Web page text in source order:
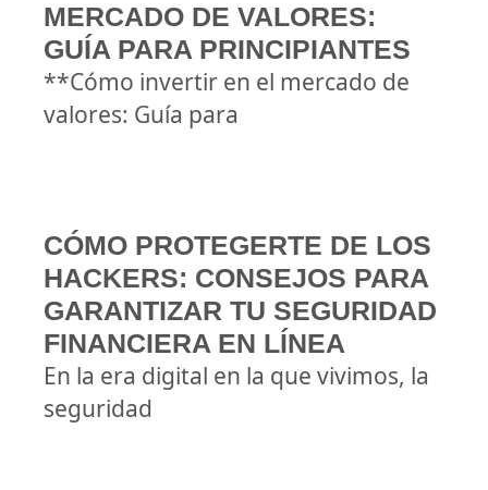
MERCADO DE VALORES:
GUÍA PARA PRINCIPIANTES
**Cómo invertir en el mercado de
valores: Guía para
CÓMO PROTEGERTE DE LOS
HACKERS: CONSEJOS PARA
GARANTIZAR TU SEGURIDAD
FINANCIERA EN LÍNEA
En la era digital en la que vivimos, la
seguridad